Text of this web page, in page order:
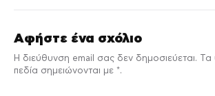
Αφήστε ένα σχόλιο
Η διεύθυνση email σας δεν δημοσιεύεται. Τα
πεδία σημειώνονται με *.